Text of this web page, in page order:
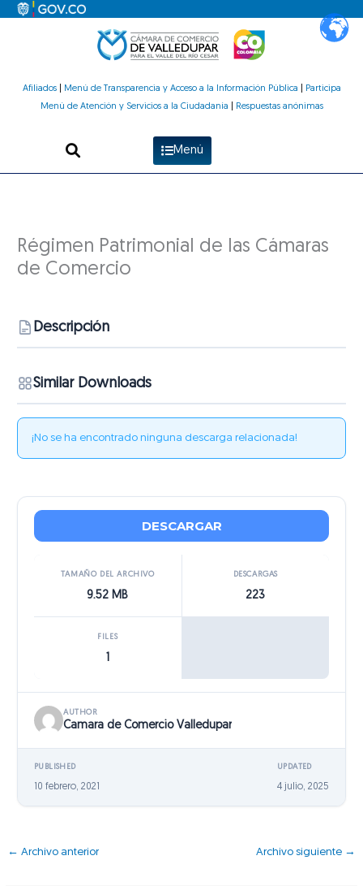
Afiliados| Menú de Transparencia y Acceso a la Información Pública
Participa
Menú de Atención y Servicios a la Ciudadanía
Respuestas anónimas
Menú
Régimen Patrimonial de las Cámaras
de Comercio
Descripción
Similar Downloads
¡No se ha encontrado ninguna descarga relacionada!
DESCARGAR
TAMAÑO DEL ARCHIVO
9.52 MB
DESCARGAS
223
FILES
AUTHOR
Camara de Comercio Valledupar
PUBLISHED
10 febrero, 2021
UPDATED
4 julio, 2025
← Archivo anterior Archivo siguiente →